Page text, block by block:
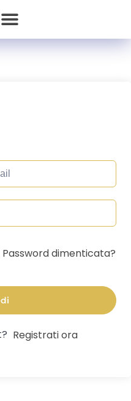
Password dimenticata?
Registrati ora